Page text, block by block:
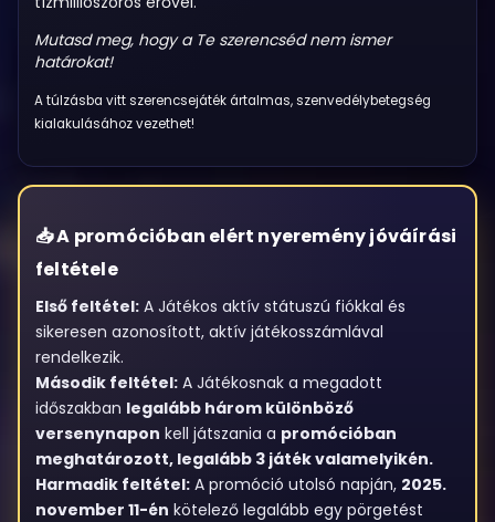
Mutasd meg, hogy a Te szerencséd nem ismer
határokat!
A túlzásba vitt szerencsejáték ártalmas, szenvedélybetegség
kialakulásához vezethet!
A promócióban elért nyeremény jóváírási
feltétele
Első feltétel: A Játékos aktív státuszú fiókkal és
sikeresen azonosított, aktív játékosszámlával
rendelkezik.
Második feltétel: A Játékosnak a megadott
időszakban legalább három különböző
versenynapon kell játszania a promócióban
meghatározott, legalább 3 játék valamelyikén.
Harmadik feltétel: A promóció utolsó napján, 2025.
november 11-én kötelező legalább egy pörgetést